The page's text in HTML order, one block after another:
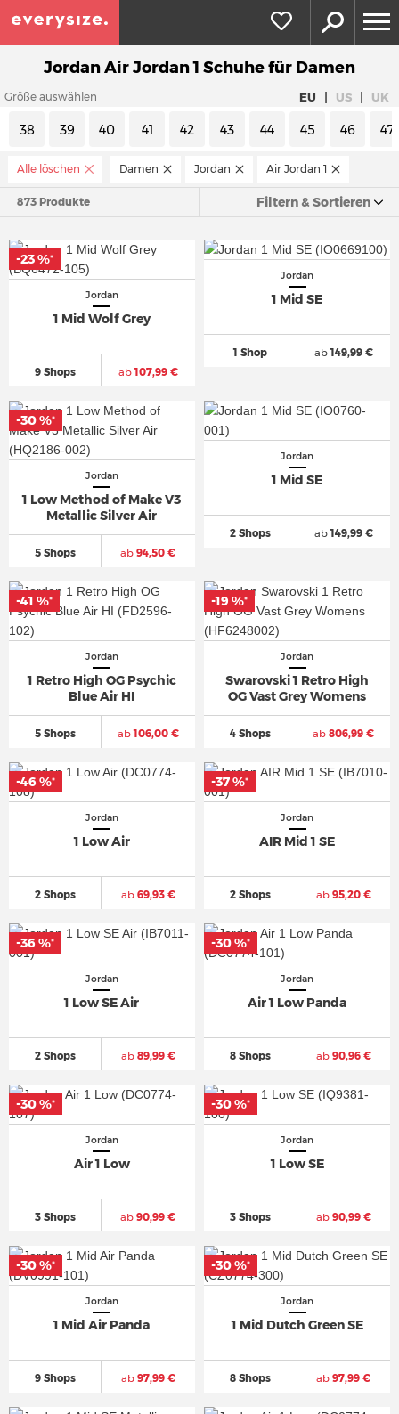
Jordan Air Jordan 1 Schuhe für Damen
Größe auswählen EU | US | UK
38 39 40 41 42 43 44 45 46 47
Alle löschen Damen Jordan Air Jordan 1
873 Produkte Filtern & Sortieren
Jordan
1 Mid Wolf Grey
9 Shops ab107,99 €
-23 %*
Jordan
1 Mid SE
1 Shop ab149,99 €
Jordan
1 Low Method of Make V3
Metallic Silver Air
5 Shops ab 94,50 €
-30 %*
Jordan
1 Mid SE
2 Shops ab149,99 €
Jordan
1 Retro High OG Psychic
Blue Air HI
5 Shops ab106,00 €
-41 %*
Jordan
Swarovski 1 Retro High
OG Vast Grey Womens
4 Shops ab 806,99 €
-19 %*
Jordan
1 Low Air
2 Shops ab69,93 €
-46 %*
Jordan
AIR Mid 1 SE
2 Shops ab95,20 €
-37 %*
Jordan
1 Low SE Air
2 Shops ab89,99 €
-36 %*
Jordan
Air 1 Low Panda
8 Shops ab90,96 €
-30 %*
Jordan
Air 1 Low
3 Shops ab 90,99 €
-30 %*
Jordan
1 Low SE
3 Shops ab90,99 €
-30 %*
Jordan
1 Mid Air Panda
9 Shops ab97,99 €
-30 %*
Jordan
1 Mid Dutch Green SE
8 Shops ab 97,99 €
-30 %*